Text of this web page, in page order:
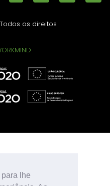
lhe
Todos os direitos